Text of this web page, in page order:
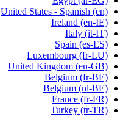
United States - Spanish (en)
Ireland (en-IE)
Italy (it-IT)
Spain (es-ES)
Luxembourg (fr-LU)
United Kingdom (en-GB)
Belgium (fr-BE)
Belgium (nl-BE)
France (fr-FR)
Turkey (tr-TR)